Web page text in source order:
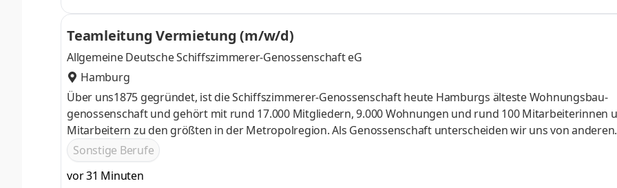
großen Zukunftsthemen unserer Zeit. Genau hier gestalten wir die Zukunft mit. Für namhafte Kunden aus
und Gewerbe entwickeln wir Lösung
Teamleitung Vermietung (m/w/d)
Allgemeine Deutsche Schiffszimmerer-Genossenschaft eG
Hamburg
Über uns1875 gegründet, ist die Schiffszimmerer-Genossenschaft heute Hamburgs älteste Wohnungs­bau­
genossenschaft und gehört mit rund 17.000 Mitgliedern, 9.000 Wohnungen und rund 100 Mitarbeiterinnen
Mitarbeitern zu den größten in der Metropolregion. Als Genossenschaft unterscheiden wir uns von anderen
Wohnungs unternehmen. Wir sind eine Solidargemeinschaft, die wirtschaftlich verantwortungsbewusst
das genossenschaftliche Prinzip der Selbsthilfe weiterhin lebt.Zur Verstärkung unseres Teams in unserer
Vermietung suchen wir zum nächstmöglichen Zeitpunkt und in Vollzeit (37 Stunden/Woche) eineTeamleitung
Sonstige Berufe
vor 31 Minuten